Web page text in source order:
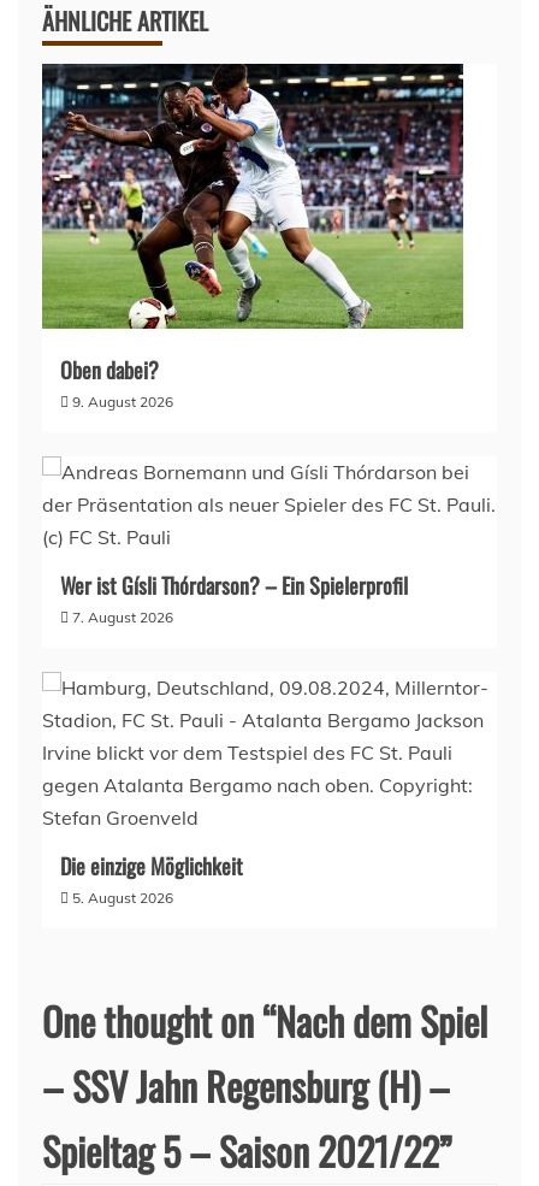
ÄHNLICHE ARTIKEL
Oben dabei?
9. August 2026
Wer ist Gísli Thórdarson? – Ein Spielerprofil
7. August 2026
Die einzige Möglichkeit
5. August 2026
One thought on “Nach dem Spiel
– SSV Jahn Regensburg (H) –
Spieltag 5 – Saison 2021/22”